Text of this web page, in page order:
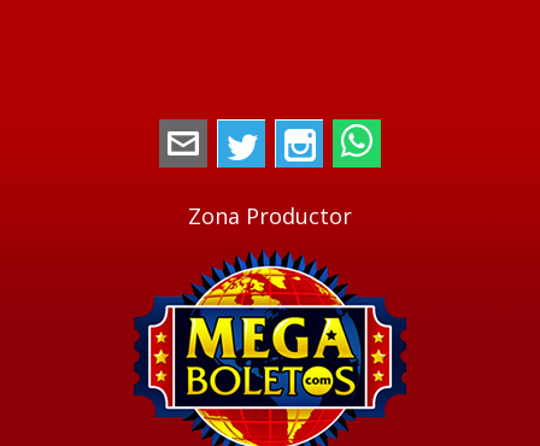
megaboletos@gmail.com
TwitterInstagram
Zona Productor